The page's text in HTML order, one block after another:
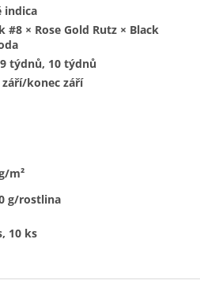
indica
#8 × Rose Gold Rutz × Black
týdnů, 10 týdnů
konec září
m²
g/rostlina
10 ks